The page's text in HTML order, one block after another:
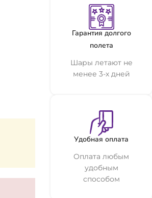
Гарантия долгого
полета
Шары летают не
менее 3-х дней
Удобная оплата
Оплата любым
удобным
способом